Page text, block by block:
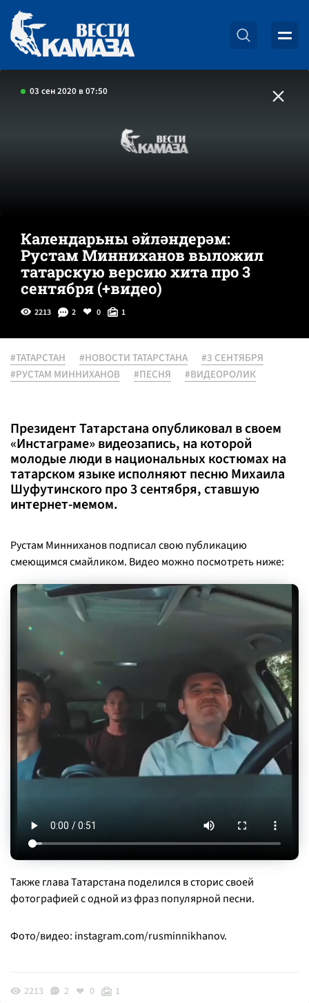
03 сен 2020 в 07:50
Календарьны әйләндерәм:
Рустам Минниханов выложил
татарскую версию хита про 3
сентября (+видео)
2213 2 0 1
#ТАТАРСТАН #НОВОСТИ ТАТАРСТАНА
#3 СЕНТЯБРЯ
#РУСТАМ МИННИХАНОВ
#ПЕСНЯ #ВИДЕОРОЛИК
Президент Татарстана опубликовал в своем
«Инстаграме» видеозапись, на которой
молодые люди в национальных костюмах на
татарском языке исполняют песню Михаила
Шуфутинского про 3 сентября, ставшую
интернет-мемом.
Рустам Минниханов подписал свою публикацию
смеющимся смайликом. Видео можно посмотреть ниже:
Также глава Татарстана поделился в сторис своей
фотографией с одной из фраз популярной песни.
Фото/видео: instagram.com/rusminnikhanov.
2213 2 0 1